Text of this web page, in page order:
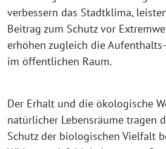
verbessern das Stadtklima,
Beitrag zum Schutz vor
erhöhen zugleich die
im öffentlichen Raum.
Der Erhalt und die ökologische
natürlicher Lebensräume tragen
Schutz der biologischen Vielfalt